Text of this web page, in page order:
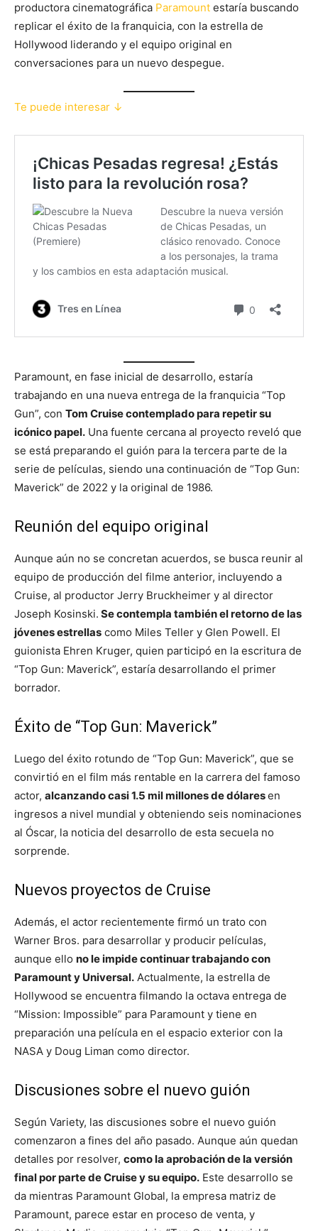
productora cinematográfica Paramount estaría buscando
replicar el éxito de la franquicia, con la estrella de
Hollywood liderando y el equipo original en
conversaciones para un nuevo despegue.
Te puede interesar ↓
Paramount, en fase inicial de desarrollo, estaría
trabajando en una nueva entrega de la franquicia “Top
Gun”, con Tom Cruise contemplado para repetir su
icónico papel. Una fuente cercana al proyecto reveló que
se está preparando el guión para la tercera parte de la
serie de películas, siendo una continuación de “Top Gun:
Maverick” de 2022 y la original de 1986.
Reunión del equipo original
Aunque aún no se concretan acuerdos, se busca reunir al
equipo de producción del filme anterior, incluyendo a
Cruise, al productor Jerry Bruckheimer y al director
Joseph Kosinski. Se contempla también el retorno de las
jóvenes estrellas como Miles Teller y Glen Powell. El
guionista Ehren Kruger, quien participó en la escritura de
“Top Gun: Maverick”, estaría desarrollando el primer
borrador.
Éxito de “Top Gun: Maverick”
Luego del éxito rotundo de “Top Gun: Maverick”, que se
convirtió en el film más rentable en la carrera del famoso
actor, alcanzando casi 1.5 mil millones de dólaresen
ingresos a nivel mundial y obteniendo seis nominaciones
al Óscar, la noticia del desarrollo de esta secuela no
sorprende.
Nuevos proyectos de Cruise
Además, el actor recientemente firmó un trato con
Warner Bros. para desarrollar y producir películas,
aunque ello no le impide continuar trabajando con
Paramount y Universal. Actualmente, la estrella de
Hollywood se encuentra filmando la octava entrega de
“Mission: Impossible” para Paramount y tiene en
preparación una película en el espacio exterior con la
NASA y Doug Liman como director.
Discusiones sobre el nuevo guión
Según Variety, las discusiones sobre el nuevo guión
comenzaron a fines del año pasado. Aunque aún quedan
detalles por resolver, como la aprobación de la versión
final por parte de Cruise y su equipo. Este desarrollo se
da mientras Paramount Global, la empresa matriz de
Paramount, parece estar en proceso de venta, y